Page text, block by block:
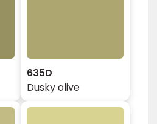
635D
Dusky olive